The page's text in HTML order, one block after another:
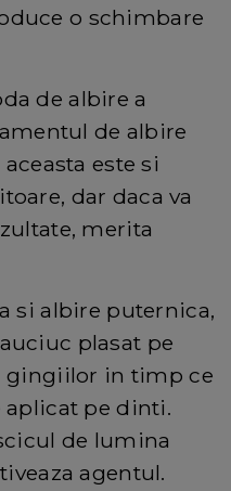
o schimbare
de albire a
de albire
este si
dar daca va
merita
si albire puternica,
plasat pe
gingiilor in timp ce
aplicat pe dinti.
de lumina
agentul.